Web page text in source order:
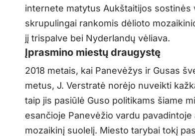
internete matytus Aukštaitijos sostinės
skrupulingai rankomis dėlioto
jį trispalve bei Nyderlandų vėliava.
Įprasmino miestų draugystę
2018 metais, kai Panevėžys ir Gusas
metus, J. Verstratė norėjo nuveikti
taip jis pasiūlė Guso politikams šiame
esančioje Panevėžio vardu
mozaikinį suolelį. Miesto tarybai tokį